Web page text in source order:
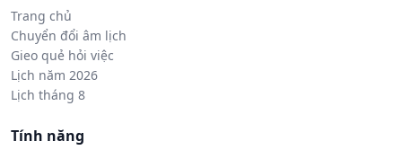
Trang chủ
Chuyển đổi âm lịch
Gieo quẻ hỏi việc
Lịch năm 2026
Lịch tháng 8
Tính năng